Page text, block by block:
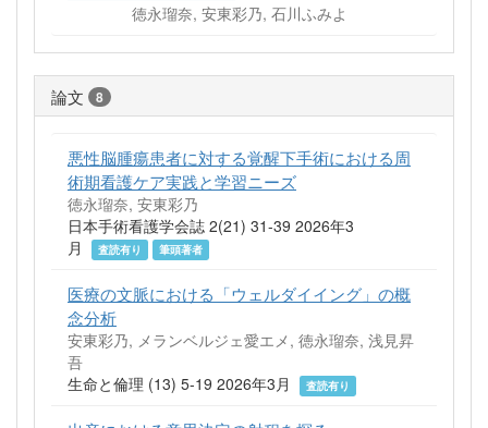
徳永瑠奈, 安東彩乃, 石川ふみよ
論文 8
悪性脳腫瘍患者に対する覚醒下手術における周
術期看護ケア実践と学習ニーズ
徳永瑠奈, 安東彩乃
日本手術看護学会誌 2(21) 31-39 2026年3
月
査読有り 筆頭著者
医療の文脈における「ウェルダイイング」の概
念分析
安東彩乃, メランベルジェ愛エメ, 徳永瑠奈, 浅見昇
吾
生命と倫理 (13) 5-19 2026年3月
査読有り